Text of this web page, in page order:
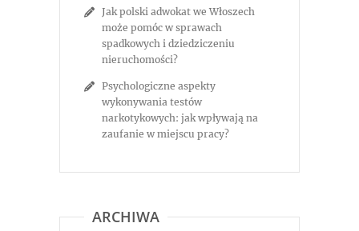
Jak polski adwokat we Włoszech
może pomóc w sprawach
spadkowych i dziedziczeniu
nieruchomości?
Psychologiczne aspekty
wykonywania testów
narkotykowych: jak wpływają na
zaufanie w miejscu pracy?
ARCHIWA